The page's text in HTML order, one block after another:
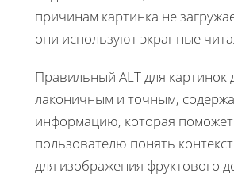
причинам картинка не
они используют экранные
Правильный ALT для картинок
лаконичным и точным,
информацию, которая поможет
пользователю понять
для изображения фруктового